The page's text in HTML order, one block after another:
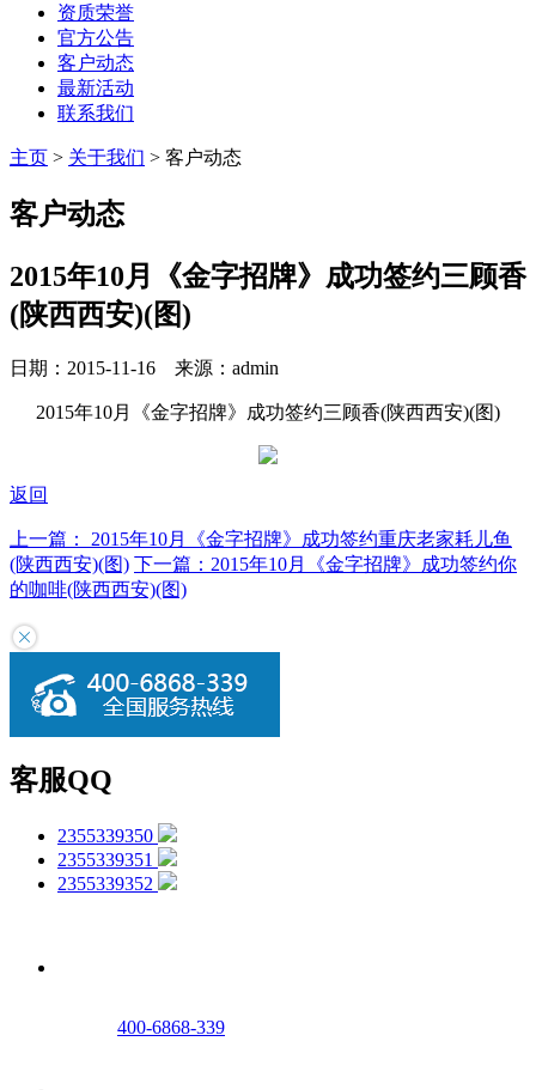
资质荣誉
官方公告
客户动态
最新活动
联系我们
主页 > 关于我们 > 客户动态
客户动态
2015年10月《金字招牌》成功签约三顾香
(陕西西安)(图)
日期：2015-11-16 来源：admin
2015年10月《金字招牌》成功签约三顾香(陕西西安)(图)
返回
上一篇： 2015年10月《金字招牌》成功签约重庆老家耗儿鱼
(陕西西安)(图) 下一篇： 2015年10月《金字招牌》成功签约你
的咖啡(陕西西安)(图)
客服QQ
2355339350
2355339351
2355339352
400-6868-339